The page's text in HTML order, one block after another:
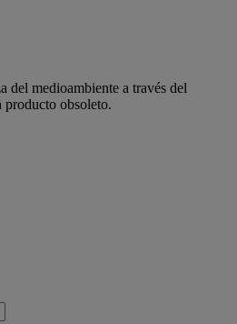
del medioambiente a través del
producto obsoleto.